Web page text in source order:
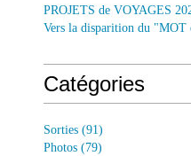
PROJETS de VOYAGES
Vers la disparition du "MOT
Catégories
Sorties (91)
Photos (79)